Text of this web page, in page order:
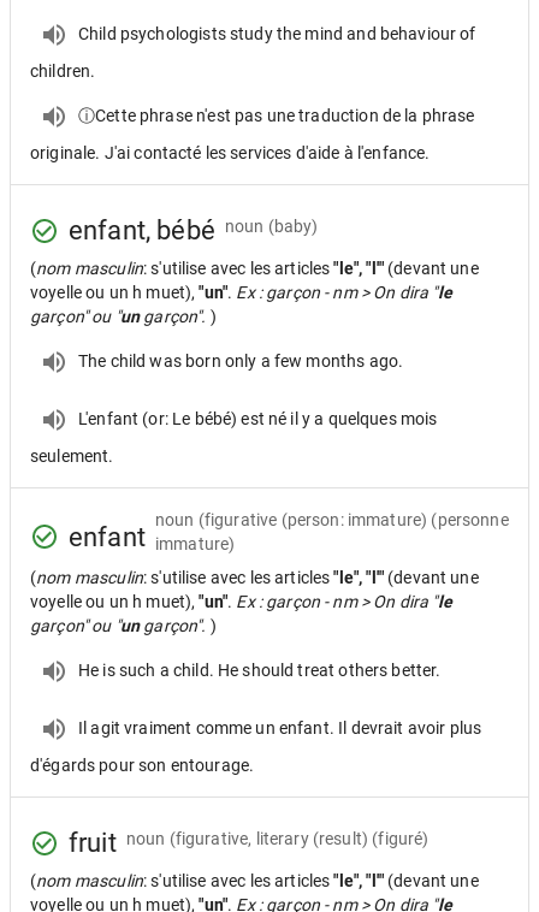
Child psychologists study the mind and behaviour of
children.
ⓘCette phrase n'est pas une traduction de la phrase
originale. J'ai contacté les services d'aide à l'enfance.
enfant, bébé noun (baby)
(nom masculin: s'utilise avec les articles"le", "l'" (devant une
voyelle ou un h muet),"un". Ex : garçon - nm > On dira "le
garçon" ou "ungarçon". )
The child was born only a few months ago.
L'enfant (or: Le bébé) est né il y a quelques mois
seulement.
enfant
noun (figurative (person: immature) (personne
immature)
(nom masculin: s'utilise avec les articles"le", "l'" (devant une
voyelle ou un h muet),"un". Ex : garçon - nm > On dira "le
garçon" ou "ungarçon". )
He is such a child. He should treat others better.
Il agit vraiment comme un enfant. Il devrait avoir plus
d'égards pour son entourage.
fruit noun (figurative, literary (result) (figuré)
(nom masculin: s'utilise avec les articles"le", "l'" (devant une
voyelle ou un h muet),"un". Ex : garçon - nm > On dira "le